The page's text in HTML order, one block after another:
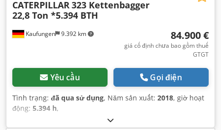
Kaufungen 9.392 km
CATERPILLAR 323 Kettenbagger
22,8 Ton *5.394 BTH
84.900 €
giá cố định chưa bao gồm thuế
GTGT
Yêu cầu Gọi điện
Tình trạng: đã qua sử dụng, Năm sản xuất: 2018, giờ hoạt
động: 5.394 h,